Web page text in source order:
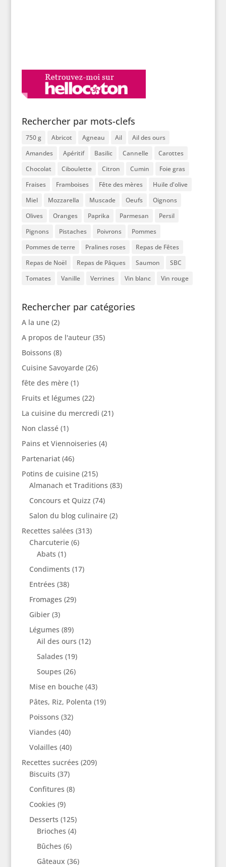
Rechercher par mots-clefs
750 g Abricot Agneau Ail
Ail des ours
Amandes
Apéritif Basilic Cannelle
Carottes
Chocolat
Ciboulette Citron Cumin
Foie gras
Fraises
Framboises Fête des mères
Huile d'olive
Miel
Mozzarella Muscade Oeufs
Oignons
Olives
Oranges Paprika Parmesan
Persil
Pignons
Pistaches Poivrons
Pommes
Pommes de terre
Pralines roses
Repas de Fêtes
Repas de Noël
Repas de Pâques Saumon
SBC
Tomates
Vanille Verrines Vin blanc Vin rouge
Rechercher par catégories
A la une(2)
A propos de l'auteur(35)
Boissons (8)
Cuisine Savoyarde(26)
fête des mère(1)
Fruits et légumes (22)
La cuisine du mercredi (21)
Non classé(1)
Pains et Viennoiseries (4)
Partenariat(46)
Potins de cuisine(215)
Almanach et Traditions (83)
Concours et Quizz (74)
Salon du blog culinaire(2)
Recettes salées (313)
Charcuterie(6)
Abats (1)
Condiments (17)
Entrées (38)
Fromages (29)
Gibier(3)
Légumes (89)
Ail des ours (12)
Salades (19)
Soupes (26)
Mise en bouche(43)
Pâtes, Riz, Polenta (19)
Poissons (32)
Viandes (40)
Volailles (40)
Recettes sucrées (209)
Biscuits (37)
Confitures (8)
Cookies (9)
Desserts (125)
Brioches (4)
Bûches (6)
Gâteaux (36)